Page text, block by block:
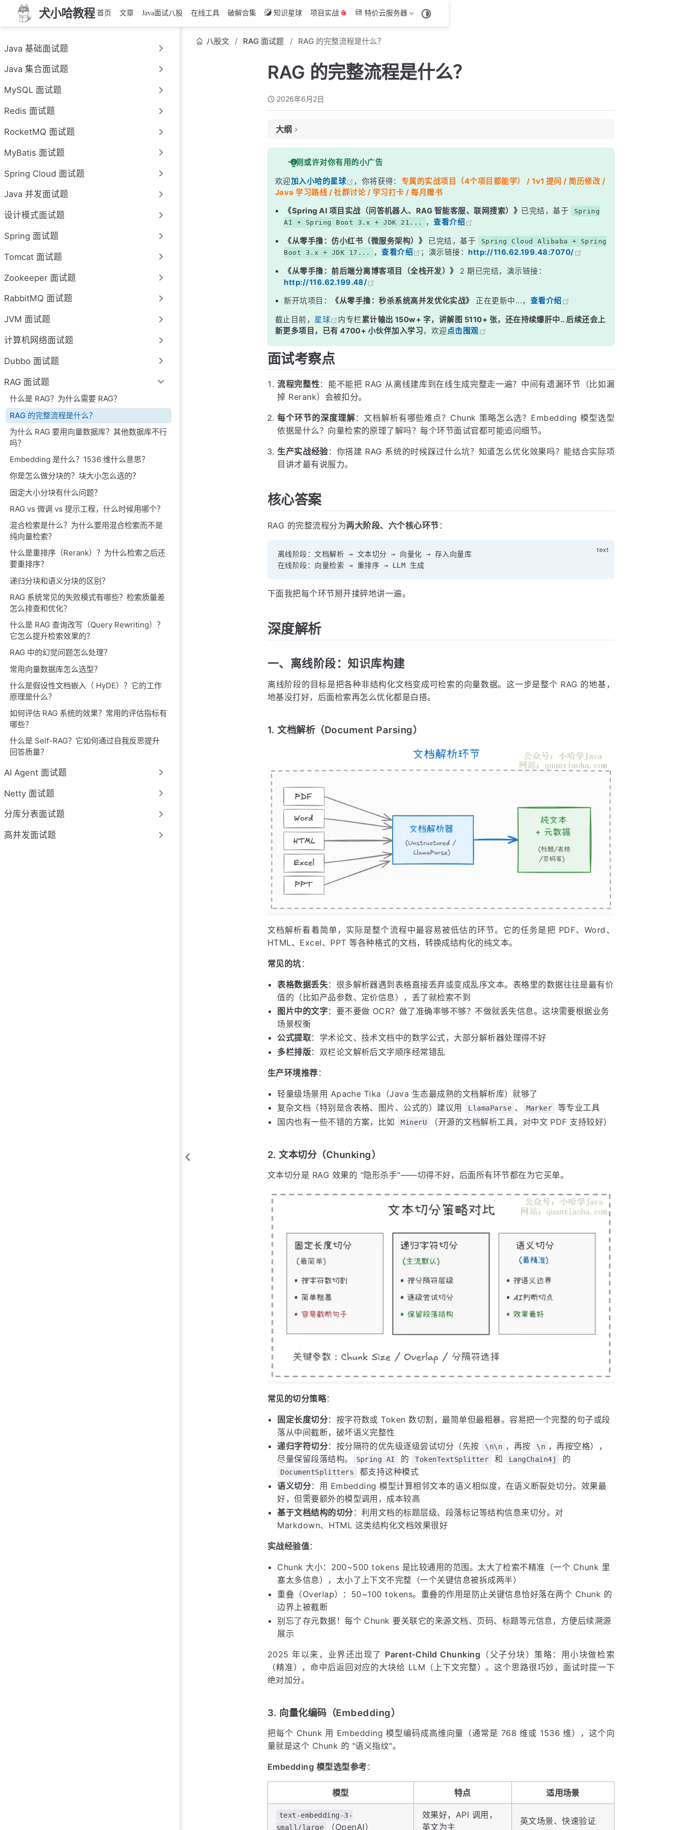
犬小哈教程 首页 文章 Java面试八股 在线工具 破解合集 知识星球 项目实战 特价云服务器
Java 基础面试题
Java 集合面试题
MySQL 面试题
Redis 面试题
RocketMQ 面试题
MyBatis 面试题
Spring Cloud 面试题
Java 并发面试题
设计模式面试题
Spring 面试题
Tomcat 面试题
Zookeeper 面试题
RabbitMQ 面试题
JVM 面试题
计算机网络面试题
Dubbo 面试题
RAG 面试题
什么是 RAG？为什么需要 RAG？
RAG 的完整流程是什么？
为什么 RAG 要用向量数据库？其他数据库不行
吗？
Embedding 是什么？1536 维什么意思？
你是怎么做分块的？块大小怎么选的？
固定大小分块有什么问题？
RAG vs 微调 vs 提示工程，什么时候用哪个？
混合检索是什么？为什么要用混合检索而不是
纯向量检索？
什么是重排序（Rerank）？为什么检索之后还
要重排序？
递归分块和语义分块的区别？
RAG 系统常见的失败模式有哪些？检索质量差
怎么排查和优化？
什么是 RAG 查询改写（Query Rewriting）？
它怎么提升检索效果的？
RAG 中的幻觉问题怎么处理？
常用向量数据库怎么选型？
什么是假设性文档嵌入（ HyDE）？它的工作
原理是什么？
如何评估 RAG 系统的效果？常用的评估指标有
哪些？
什么是 Self-RAG？它如何通过自我反思提升
回答质量？
AI Agent 面试题
Netty 面试题
分库分表面试题
高并发面试题
八股文 RAG 面试题 RAG 的完整流程是什么？
RAG 的完整流程是什么？
2026年6月2日
大纲
面试考察点
核心答案
深度解析
二、在线阶段：查询与生成
三、代码示例
四、Naive RAG → Advanced RAG → Agentic RAG 的演进
面试高频追问
常见面试变体
记忆口诀
总结
一则或许对你有用的小广告
欢迎加入小哈的星球 ，你将获得： 专属的实战项目（4个项目都能学） / 1v1 提问 / 简历修改 /
Java 学习路线 / 社群讨论 / 学习打卡 / 每月赠书
《Spring AI 项目实战（问答机器人、RAG 智能客服、联网搜索）》 已完结，基于
Spring
AI + Spring Boot 3.x + JDK 21...
，查看介绍
《从零手撸：仿小红书（微服务架构）》 已完结，基于
Spring Cloud Alibaba + Spring
Boot 3.x + JDK 17...
，查看介绍 ；演示链接：http://116.62.199.48:7070/
《从零手撸：前后端分离博客项目（全栈开发）》
2 期已完结，演示链接：
http://116.62.199.48/
新开坑项目： 《从零手撸：秒杀系统高并发优化实战》 正在更新中...， 查看介绍
截止目前， 星球 内专栏累计输出 150w+ 字，讲解图 5110+ 张，还在持续爆肝中.. 后续还会上
新更多项目，已有 4700+ 小伙伴加入学习，欢迎点击围观
面试考察点
流程完整性：能不能把 RAG 从离线建库到在线生成完整走一遍？中间有遗漏环节（比如漏
掉 Rerank）会被扣分。
每个环节的深度理解 ：文档解析有哪些难点？Chunk 策略怎么选？Embedding 模型选型
依据是什么？向量检索的原理了解吗？每个环节面试官都可能追问细节。
生产实战经验：你搭建 RAG 系统的时候踩过什么坑？知道怎么优化效果吗？能结合实际项
目讲才最有说服力。
核心答案
RAG 的完整流程分为两大阶段、六个核心环节 ：
离线阶段：文档解析 → 文本切分 → 向量化 → 存入向量库
下面我把每个环节掰开揉碎地讲一遍。
深度解析
一、离线阶段：知识库构建
离线阶段的目标是把各种非结构化文档变成可检索的向量数据。这一步是整个 RAG 的地基，
地基没打好，后面检索再怎么优化都是白搭。
1. 文档解析（Document Parsing）
文档解析看着简单，实际是整个流程中最容易被低估的环节。它的任务是把 PDF、Word、
HTML、Excel、PPT 等各种格式的文档，转换成结构化的纯文本。
常见的坑 ：
表格数据丢失：很多解析器遇到表格直接丢弃或变成乱序文本。表格里的数据往往是最有价
值的（比如产品参数、定价信息），丢了就检索不到
图片中的文字：要不要做 OCR？做了准确率够不够？不做就丢失信息。这块需要根据业务
场景权衡
公式提取：学术论文、技术文档中的数学公式，大部分解析器处理得不好
多栏排版：双栏论文解析后文字顺序经常错乱
生产环境推荐 ：
轻量级场景用 Apache Tika（Java 生态最成熟的文档解析库）就够了
复杂文档（特别是含表格、图片、公式的）建议用
LlamaParse 、 Marker
等专业工具
国内也有一些不错的方案，比如
MinerU （开源的文档解析工具，对中文 PDF 支持较好）
2. 文本切分（Chunking）
文本切分是 RAG 效果的 "隐形杀手"——切得不好，后面所有环节都在为它买单。
常见的切分策略：
固定长度切分：按字符数或 Token 数切割，最简单但最粗暴。容易把一个完整的句子或段
落从中间截断，破坏语义完整性
递归字符切分：按分隔符的优先级逐级尝试切分（先按 \n\n ，再按 \n ，再按空格），
尽量保留段落结构。
Spring AI 的 TokenTextSplitter 和 LangChain4j 的
DocumentSplitters
都支持这种模式
语义切分：用 Embedding 模型计算相邻文本的语义相似度，在语义断裂处切分。效果最
好，但需要额外的模型调用，成本较高
基于文档结构的切分 ：利用文档的标题层级、段落标记等结构信息来切分。对
Markdown、HTML 这类结构化文档效果很好
实战经验值：
Chunk 大小：200~500 tokens 是比较通用的范围。太大了检索不精准（一个 Chunk 里
塞太多信息），太小了上下文不完整（一个关键信息被拆成两半）
重叠（Overlap）：50~100 tokens。重叠的作用是防止关键信息恰好落在两个 Chunk 的
边界上被截断
别忘了存元数据！每个 Chunk 要关联它的来源文档、页码、标题等元信息，方便后续溯源
展示
2025 年以来，业界还出现了 Parent-Child Chunking （父子分块）策略：用小块做检索
（精准），命中后返回对应的大块给 LLM（上下文完整）。这个思路很巧妙，面试时提一下
绝对加分。
3. 向量化编码（Embedding）
把每个 Chunk 用 Embedding 模型编码成高维向量（通常是 768 维或 1536 维），这个向
量就是这个 Chunk 的 "语义指纹"。
Embedding 模型选型参考 ：
模型 特点 适用场景
text-embedding-3-
small/large
（OpenAI）
效果好，API 调用，
英文为主
英文场景、快速验证